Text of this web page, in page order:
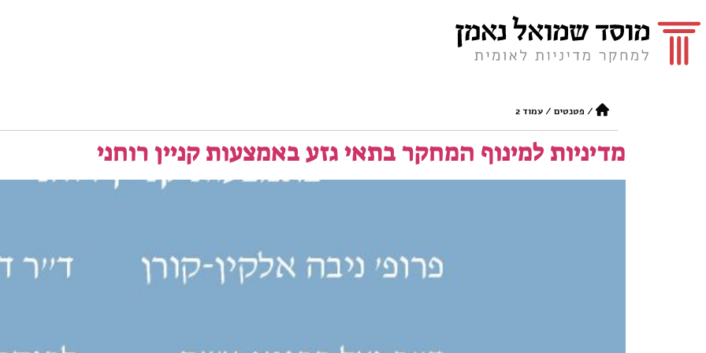
/ פטנטים /עמוד 2
מדיניות למינוף המחקר בתאי גזע באמצעות קניין רוחני